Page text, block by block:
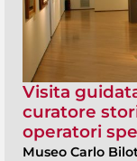
Visita
curatore
operatori
Museo Carlo